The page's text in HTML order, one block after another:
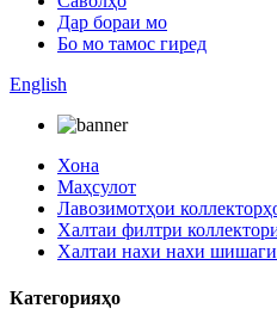
Дар бораи мо
Бо мо тамос гиред
English
Хона
Маҳсулот
Лавозимотҳои
Халтаи филтри
Халтаи нахи нахи
Категорияҳо